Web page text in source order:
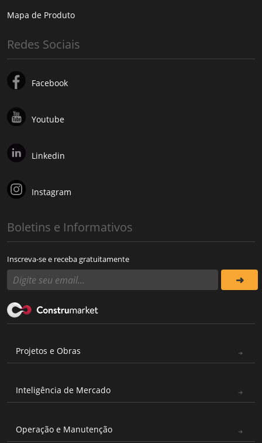
Mapa de Produto
Redes Sociais
Facebook
Youtube
Linkedin
Instagram
Boletins e Informativos
Inscreva-se e receba gratuitamente
Projetos e Obras
Inteligência de Mercado
Operação e Manutenção